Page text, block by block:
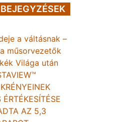
a váltásnak –
műsorvezetők
Világa után
ÉRTÉKESÍTÉSE
AZ 5,3